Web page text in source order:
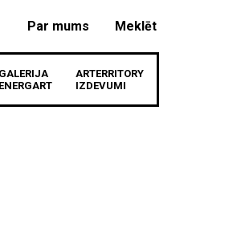
Par mums Meklēt
GALERIJA
ENERGART
ARTERRITORY
IZDEVUMI